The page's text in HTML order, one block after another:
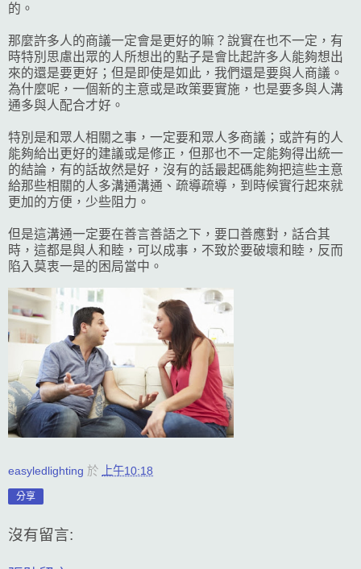
的。
那麼許多人的商議一定會是更好的嘛？說實在也不一定，有
時特別思慮出眾的人所想出的點子是會比起許多人能夠想出
來的還是要更好；但是即使是如此，我們還是要與人商議。
為什麼呢，一個新的主意或是政策要實施，也是要多與人溝
通多與人配合才好。
特別是和眾人相關之事，一定要和眾人多商議；或許有的人
能夠給出更好的建議或是修正，但那也不一定能夠得出統一
的結論，有的話故然是好，沒有的話最起碼能夠把這些主意
給那些相關的人多溝通溝通、疏導疏導，到時候實行起來就
更加的方便，少些阻力。
但是這溝通一定要在善言善語之下，要口善應對，話合其
時，這都是與人和睦，可以成事，不致於要破壞和睦，反而
陷入莫衷一是的困局當中。
easyledlighting 於 上午10:18
分享
沒有留言: